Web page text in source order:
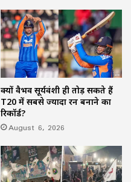
क्यों वैभव सूर्यवंशी ही तोड़ सकते हैं
T20 में सबसे ज्यादा रन बनाने का
रिकॉर्ड?
August 6, 2026